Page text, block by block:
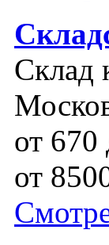
Склад
от 670
от